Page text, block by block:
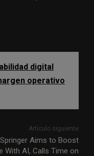
digital
operativo
Artículo siguiente
Aims to Boost
With AI, Calls Time on